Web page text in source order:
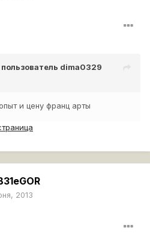
dima0329
и цену франц арты
2013